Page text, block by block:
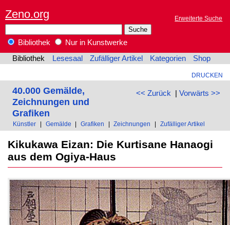
Zeno.org Erweiterte Suche
Bibliothek
Nur in Kunstwerke
Bibliothek
Lesesaal Zufälliger Artikel Kategorien Shop
DRUCKEN
<< Zurück | Vorwärts >>
40.000 Gemälde,
Zeichnungen und
Grafiken
Künstler Gemälde Grafiken Zeichnungen Zufälliger Artikel
Kikukawa Eizan: Die Kurtisane Hanaogi
aus dem Ogiya-Haus